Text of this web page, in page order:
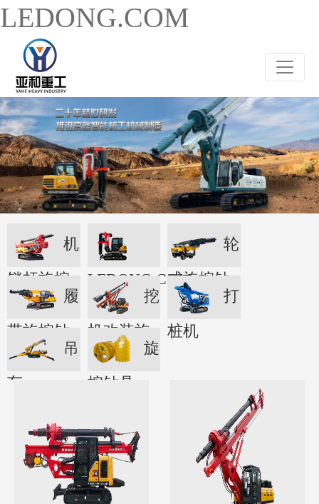
LEDONG.COM
机
锁杆旋挖
机
LEDONG.COM
轮
式旋挖钻
机
履
带旋挖钻
机
挖
机改装旋
挖钻机
打
桩机
吊
车
旋
挖钻具